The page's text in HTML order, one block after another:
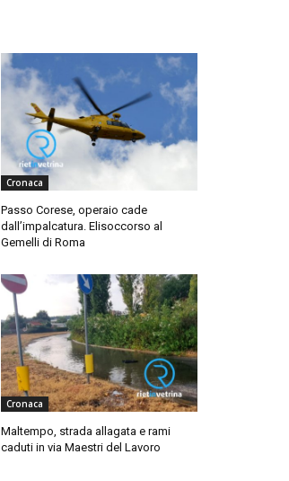
Cronaca
Passo Corese, operaio cade
dall’impalcatura. Elisoccorso al
Gemelli di Roma
Cronaca
Maltempo, strada allagata e rami
caduti in via Maestri del Lavoro